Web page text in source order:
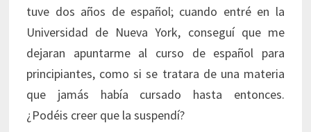
tuve dos años de español; cuando entré en la
Universidad de Nueva York, conseguí que me
dejaran apuntarme al curso de español para
principiantes, como si se tratara de una materia
que jamás había cursado hasta entonces.
¿Podéis creer que la suspendí?